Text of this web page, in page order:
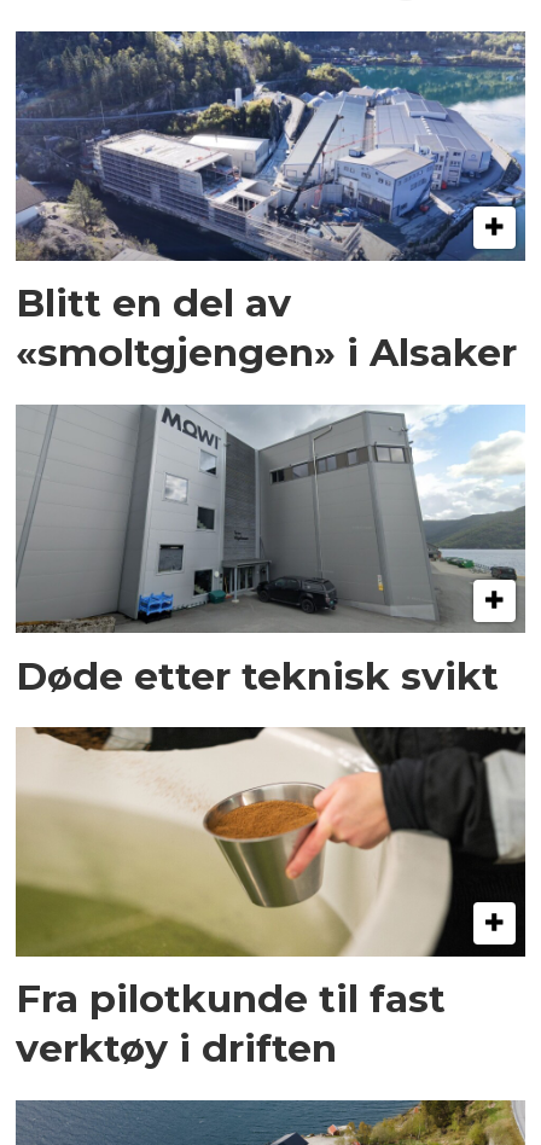
Blitt en del av
«smoltgjengen» i Alsaker
Døde etter teknisk svikt
Fra pilotkunde til fast
verktøy i driften